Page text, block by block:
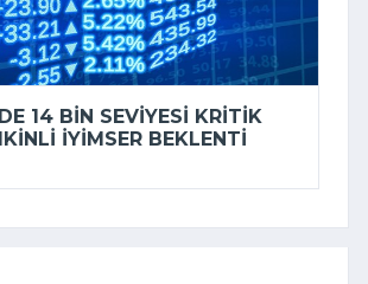
14 BIN SEVIYESI KRITIK
IYIMSER BEKLENTI